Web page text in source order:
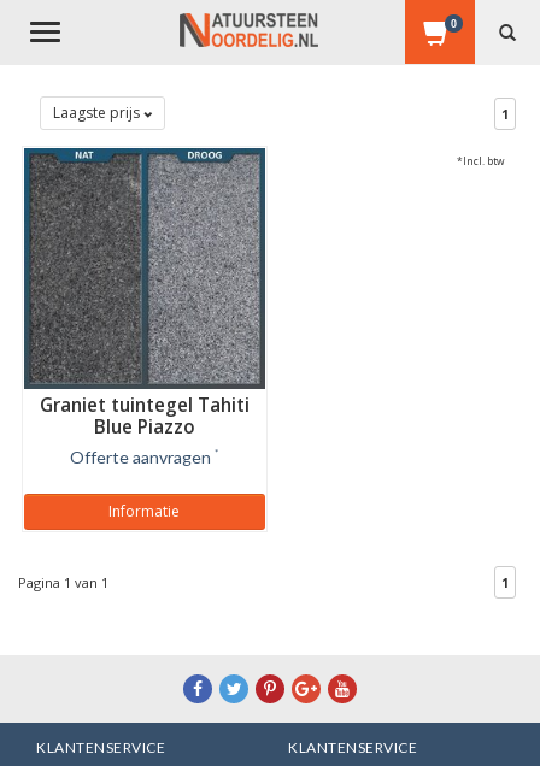
Toggle
0
Laagste prijs 1
Graniet tuintegel Tahiti
Blue Piazzo
Offerte aanvragen *
Informatie
*Incl. btw
Pagina 1 van 1 1
KLANTENSERVICE
KLANTENSERVICE